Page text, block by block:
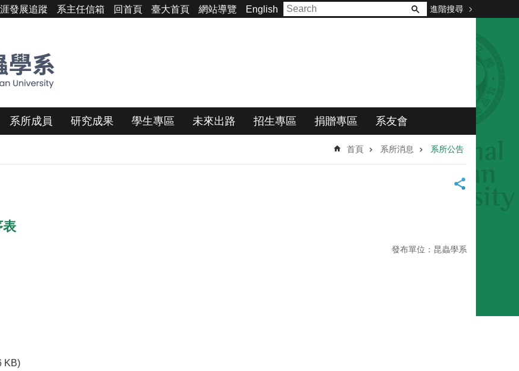
發展追蹤 系主任信箱 回首頁 臺大首頁 網站導覽 English 進階搜尋
系所成員 研究成果 學生專區 未來出路 招生專區 捐贈專區 系友會
首頁 系所消息 系所公告
表
發布單位：昆蟲學系
KB)